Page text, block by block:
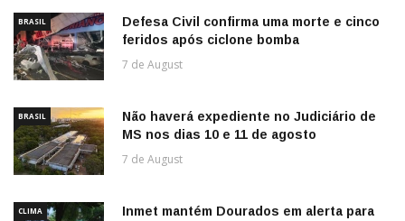
BRASIL
Defesa Civil confirma uma morte e cinco
feridos após ciclone bomba
7 de August
BRASIL
Não haverá expediente no Judiciário de
MS nos dias 10 e 11 de agosto
7 de August
CLIMA
Inmet mantém Dourados em alerta para